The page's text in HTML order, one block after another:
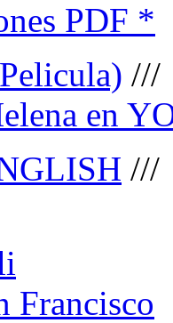
PDF *
///
en
///
Francisco